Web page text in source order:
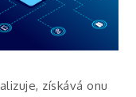
získává onu